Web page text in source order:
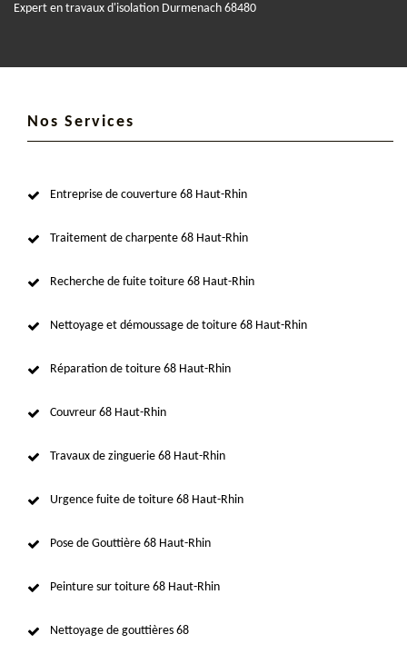
Expert en travaux d'isolation Durmenach 68480
Nos Services
Entreprise de couverture 68 Haut-Rhin
Traitement de charpente 68 Haut-Rhin
Recherche de fuite toiture 68 Haut-Rhin
Nettoyage et démoussage de toiture 68 Haut-Rhin
Réparation de toiture 68 Haut-Rhin
Couvreur 68 Haut-Rhin
Travaux de zinguerie 68 Haut-Rhin
Urgence fuite de toiture 68 Haut-Rhin
Pose de Gouttière 68 Haut-Rhin
Peinture sur toiture 68 Haut-Rhin
Nettoyage de gouttières 68